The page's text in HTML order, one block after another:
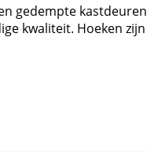
gedempte
kwaliteit. Hoeken